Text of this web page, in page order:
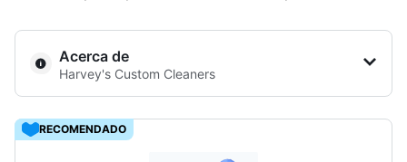
Para las empresas
Iniciar sesión
Acerca de
Harvey's Custom Cleaners
RECOMENDADO